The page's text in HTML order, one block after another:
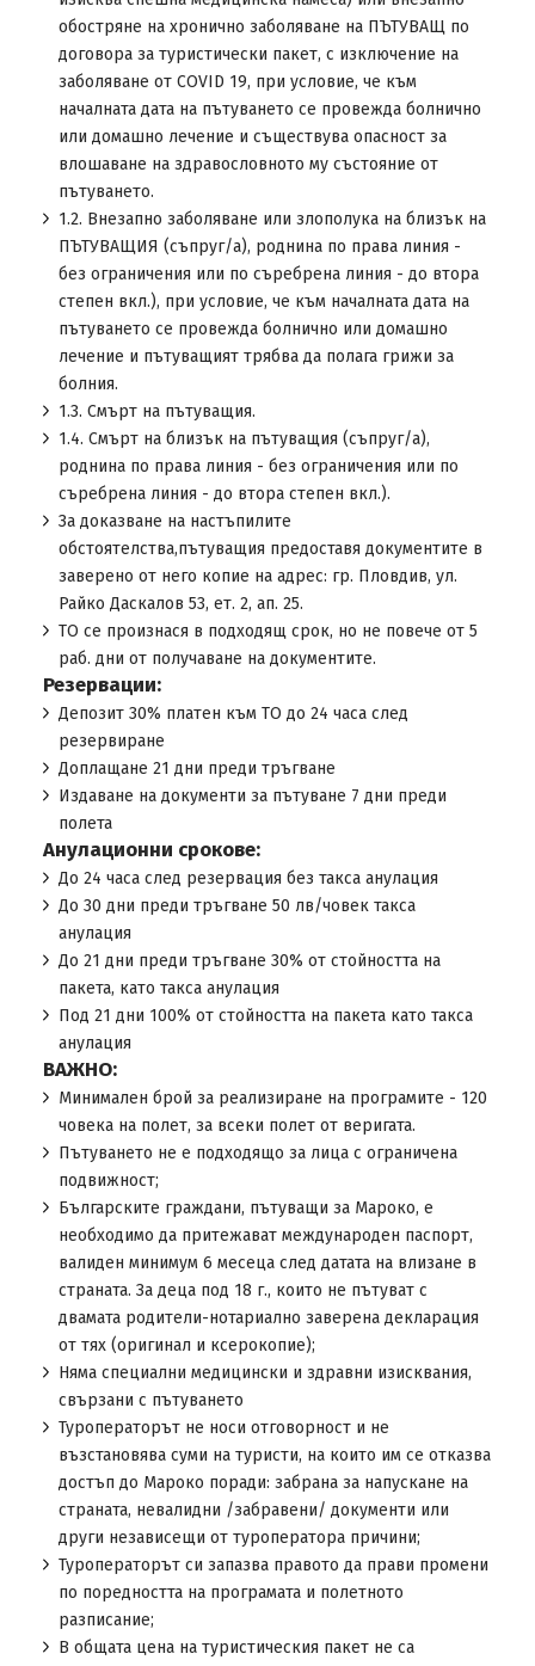
обостряне на хронично заболяване на ПЪТУВАЩ по
договора за туристически пакет, с изключение на
заболяване от COVID 19, при условие, че към
началната дата на пътуването се провежда болнично
или домашно лечение и съществува опасност за
влошаване на здравословното му състояние от
пътуването.
1.2. Внезапно заболяване или злополука на близък на
ПЪТУВАЩИЯ (съпруг/а), роднина по права линия -
без ограничения или по съребрена линия - до втора
степен вкл.), при условие, че към началната дата на
пътуването се провежда болнично или домашно
лечение и пътуващият трябва да полага грижи за
болния.
1.3. Смърт на пътуващия.
1.4. Смърт на близък на пътуващия (съпруг/а),
роднина по права линия - без ограничения или по
съребрена линия - до втора степен вкл.).
За доказване на настъпилите
обстоятелства,пътуващия предоставя документите в
заверено от него копие на адрес: гр. Пловдив, ул.
Райко Даскалов 53, ет. 2, ап. 25.
ТО се произнася в подходящ срок, но не повече от 5
раб. дни от получаване на документите.
Резервации:
Депозит 30% платен към TO до 24 часа след
резервиране
Доплащане 21 дни преди тръгване
Издаване на документи за пътуване 7 дни преди
полета
Анулационни срокове:
До 24 часа след резервация без такса анулация
До 30 дни преди тръгване 50 лв/човек такса
анулация
До 21 дни преди тръгване 30% от стойността на
пакета, като такса анулация
Под 21 дни 100% от стойността на пакета като такса
анулация
ВАЖНО:
Минимален брой за реализиране на програмите - 120
човека на полет, за всеки полет от веригата.
Пътуването не е подходящо за лица с ограничена
подвижност;
Българските граждани, пътуващи за Мароко, е
необходимо да притежават международен паспорт,
валиден минимум 6 месеца след датата на влизане в
страната. За деца под 18 г., които не пътуват с
двамата родители-нотариално заверена декларация
от тях (оригинал и ксерокопие);
Няма специални медицински и здравни изисквания,
свързани с пътуването
Туроператорът не носи отговорност и не
възстановява суми на туристи, на които им се отказва
достъп до Мароко поради: забрана за напускане на
страната, невалидни /забравени/ документи или
други независещи от туроператора причини;
Туроператорът си запазва правото да прави промени
по поредността на програмата и полетното
разписание;
В общата цена на туристическия пакет не са